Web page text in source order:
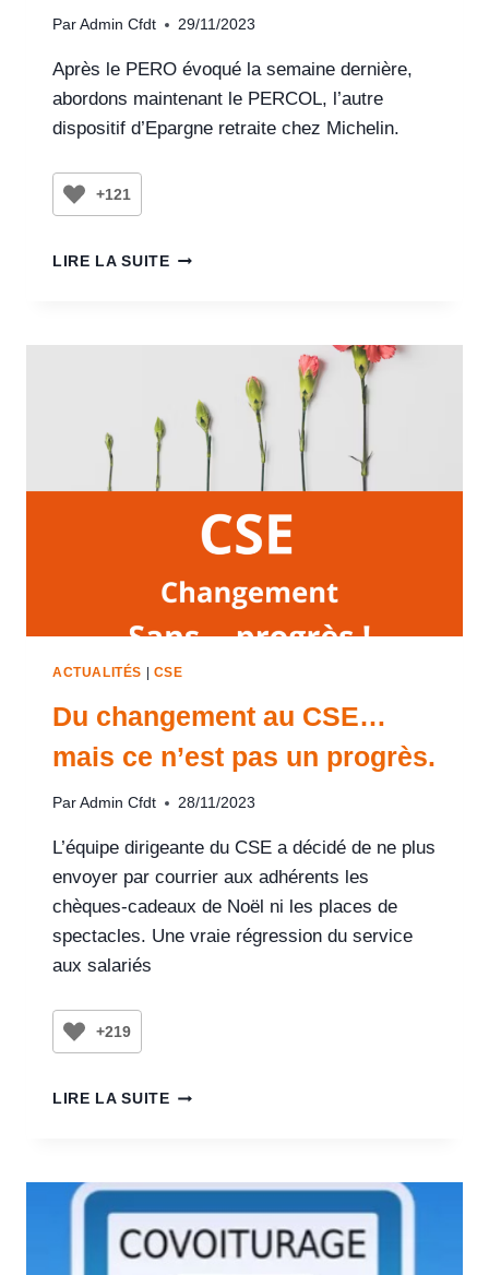
Par Admin Cfdt 29/11/2023
Après le PERO évoqué la semaine dernière,
abordons maintenant le PERCOL, l’autre
dispositif d’Epargne retraite chez Michelin.
+121
LIRE LA SUITE
ACTUALITÉS CSE
Du changement au CSE…
mais ce n’est pas un progrès.
Par Admin Cfdt 28/11/2023
L’équipe dirigeante du CSE a décidé de ne plus
envoyer par courrier aux adhérents les
chèques-cadeaux de Noël ni les places de
spectacles. Une vraie régression du service
aux salariés
+219
LIRE LA SUITE